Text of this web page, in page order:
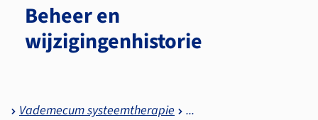
Beheer en
wijzigingenhistorie
Vademecum systeemtherapie